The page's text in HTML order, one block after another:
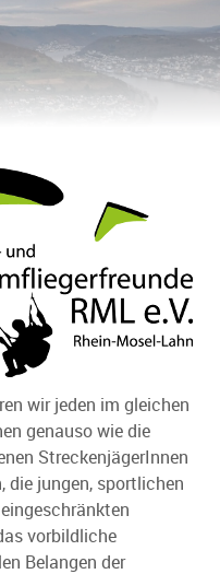
wir jeden im gleichen
genauso wie die
StreckenjägerInnen
die jungen, sportlichen
vorbildliche
Belangen der